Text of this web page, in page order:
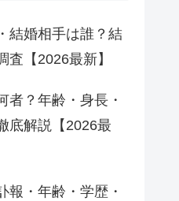
結婚相手は誰？結
査【2026最新】
者？年齢・身長・
底解説【2026最
報・年齢・学歴・